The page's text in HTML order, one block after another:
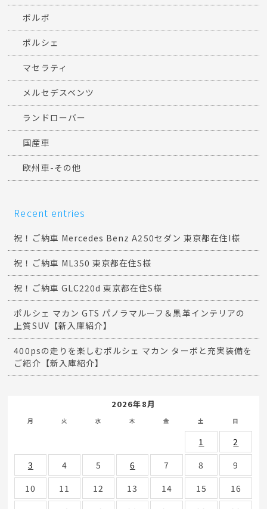
ボルボ
ポルシェ
マセラティ
メルセデスベンツ
ランドローバー
国産車
欧州車-その他
Recent entries
祝！ご納車 Mercedes Benz A250セダン 東京都在住I様
祝！ご納車 ML350 東京都在住S様
祝！ご納車 GLC220d 東京都在住S様
ポルシェ マカン GTS パノラマルーフ＆黒革インテリアの
上質SUV【新入庫紹介】
400psの走りを楽しむポルシェ マカン ターボと充実装備を
ご紹介【新入庫紹介】
2026年8月
月 火 水 木 金 土 日
1
2
3
4 5 6 7 8
9
10
11 12 13 14 15
16